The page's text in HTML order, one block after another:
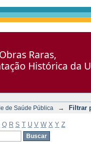
Raras,
Histórica da
de Saúde Pública → Filtrar
Q R S T U V W X Y Z